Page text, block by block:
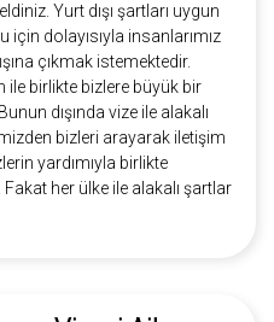
Yurt dışı şartları uygun
için dolayısıyla insanlarımız
çıkmak istemektedir.
ile birlikte bizlere büyük bir
dışında vize ile alakalı
bizleri arayarak iletişim
yardımıyla birlikte
her ülke ile alakalı şartlar